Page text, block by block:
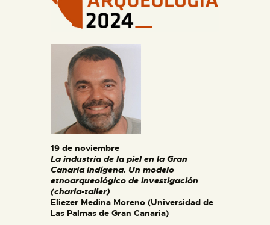
ACTIVIDADES
EL MUSEO
COLECCIONES
DIDÁCTICA
ESPAÑOL
19 de noviembre
La industria de la piel en la Gran
Canaria indígena. Un modelo
etnoarqueológico de investigación
(charla-taller)
Eliezer Medina Moreno (Universidad de
Las Palmas de Gran Canaria)